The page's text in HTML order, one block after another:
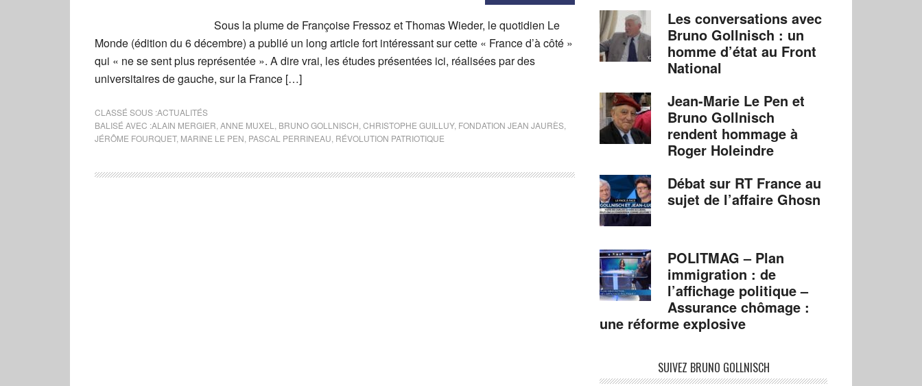
Sous la plume de Françoise Fressoz et Thomas Wieder, le quotidien Le
Monde (édition du 6 décembre) a publié un long article fort intéressant sur cette « France d’à côté »
qui « ne se sent plus représentée ». A dire vrai, les études présentées ici, réalisées par des
universitaires de gauche, sur la France […]
CLASSÉ SOUS :ACTUALITÉS
BALISÉ AVEC :ALAIN MERGIER ANNE MUXEL BRUNO GOLLNISCH CHRISTOPHE GUILLUY, FONDATION JEAN JAURÈS
JÉRÔME FOURQUET, MARINE LE PEN PASCAL PERRINEAU RÉVOLUTION PATRIOTIQUE
Les conversations avec
Bruno Gollnisch : un
homme d’état au Front
National
Jean-Marie Le Pen et
Bruno Gollnisch
rendent hommage à
Roger Holeindre
Débat sur RT France au
sujet de l’affaire Ghosn
POLITMAG – Plan
immigration : de
l’affichage politique –
Assurance chômage :
une réforme explosive
SUIVEZ BRUNO GOLLNISCH